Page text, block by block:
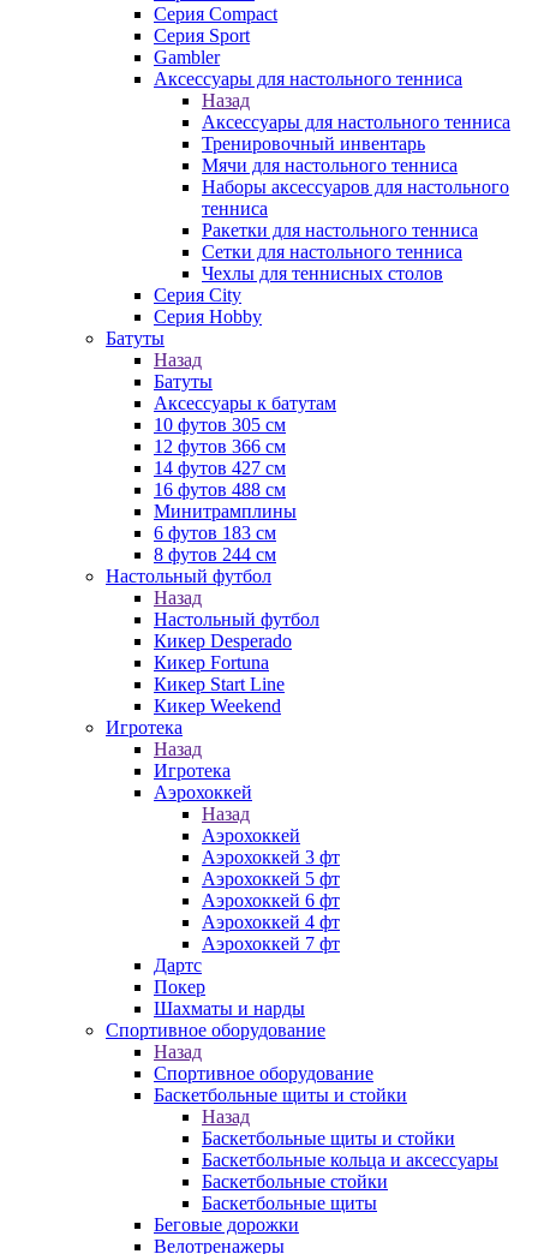
Серия Compact
Серия Sport
Gambler
Аксессуары для настольного тенниса
Назад
Аксессуары для настольного тенниса
Тренировочный инвентарь
Мячи для настольного тенниса
Наборы аксессуаров для настольного
тенниса
Ракетки для настольного тенниса
Сетки для настольного тенниса
Чехлы для теннисных столов
Серия City
Серия Hobby
Батуты
Назад
Батуты
Аксессуары к батутам
10 футов 305 см
12 футов 366 см
14 футов 427 см
16 футов 488 см
Минитрамплины
6 футов 183 см
8 футов 244 см
Настольный футбол
Назад
Настольный футбол
Кикер Desperado
Кикер Fortuna
Кикер Start Line
Кикер Weekend
Игротека
Назад
Игротека
Аэрохоккей
Назад
Аэрохоккей
Аэрохоккей 3 фт
Аэрохоккей 5 фт
Аэрохоккей 6 фт
Аэрохоккей 4 фт
Аэрохоккей 7 фт
Дартс
Покер
Шахматы и нарды
Спортивное оборудование
Назад
Спортивное оборудование
Баскетбольные щиты и стойки
Назад
Баскетбольные щиты и стойки
Баскетбольные кольца и аксессуары
Баскетбольные стойки
Баскетбольные щиты
Беговые дорожки
Велотренажеры